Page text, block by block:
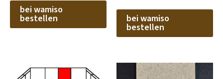
bei wamiso
bestellen bei wamiso
bestellen